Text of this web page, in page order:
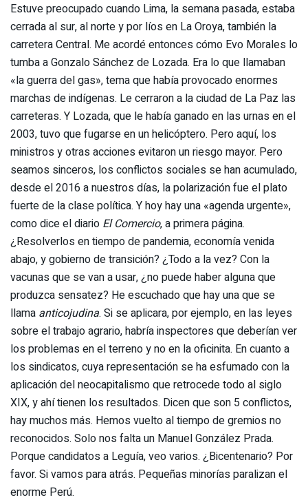
Estuve preocupado cuando Lima, la semana pasada, estaba
cerrada al sur, al norte y por líos en La Oroya, también la
carretera Central. Me acordé entonces cómo Evo Morales lo
tumba a Gonzalo Sánchez de Lozada. Era lo que llamaban
«la guerra del gas», tema que había provocado enormes
marchas de indígenas. Le cerraron a la ciudad de La Paz las
carreteras. Y Lozada, que le había ganado en las urnas en el
2003, tuvo que fugarse en un helicóptero. Pero aquí, los
ministros y otras acciones evitaron un riesgo mayor. Pero
seamos sinceros, los conflictos sociales se han acumulado,
desde el 2016 a nuestros días, la polarización fue el plato
fuerte de la clase política. Y hoy hay una «agenda urgente»,
como dice el diario El Comercio, a primera página.
¿Resolverlos en tiempo de pandemia, economía venida
abajo, y gobierno de transición? ¿Todo a la vez? Con la
vacunas que se van a usar, ¿no puede haber alguna que
produzca sensatez? He escuchado que hay una que se
llama anticojudina. Si se aplicara, por ejemplo, en las leyes
sobre el trabajo agrario, habría inspectores que deberían ver
los problemas en el terreno y no en la oficinita. En cuanto a
los sindicatos, cuya representación se ha esfumado con la
aplicación del neocapitalismo que retrocede todo al siglo
XIX, y ahí tienen los resultados. Dicen que son 5 conflictos,
hay muchos más. Hemos vuelto al tiempo de gremios no
reconocidos. Solo nos falta un Manuel González Prada.
Porque candidatos a Leguía, veo varios. ¿Bicentenario? Por
favor. Si vamos para atrás. Pequeñas minorías paralizan el
enorme Perú.